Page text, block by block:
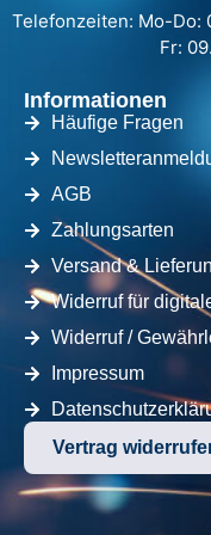
Telefonzeiten: Mo-Do:
Fr: 09.00-
Informationen
Häufige Fragen
AGB
Zahlungsarten
Versand &
Widerruf für
Widerruf /
Impressum
Vertrag